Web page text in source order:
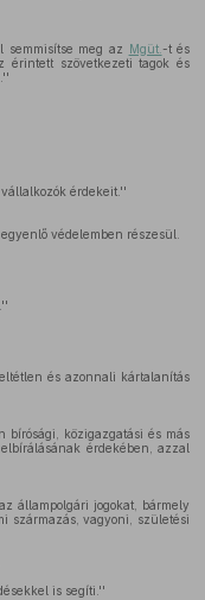
semmisítse meg az Mgüt. -t és
érintett szövetkezeti tagok és
érdekeit.''
védelemben részesül.
és azonnali kártalanítás
bírósági, közigazgatási és más
érdekében, azzal
állampolgári jogokat, bármely
származás, vagyoni, születési
is segíti.''